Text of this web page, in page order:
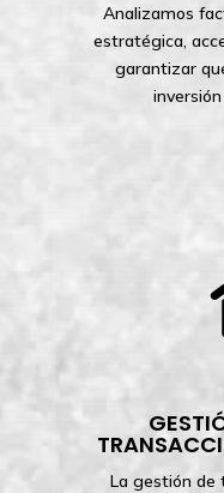
Analizamos
estratégica,
garantizar
La gestión de